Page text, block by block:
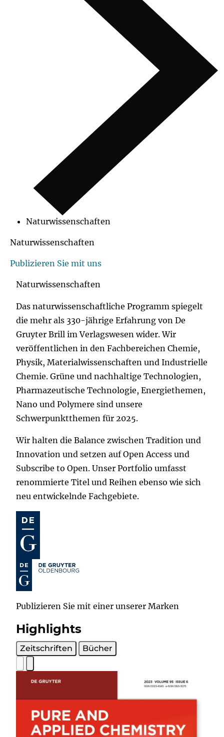
Naturwissenschaften
Naturwissenschaften
Publizieren Sie mit uns
Naturwissenschaften
Das naturwissenschaftliche Programm spiegelt
die mehr als 330-jährige Erfahrung von De
Gruyter Brill im Verlagswesen wider. Wir
veröffentlichen in den Fachbereichen Chemie,
Physik, Materialwissenschaften und Industrielle
Chemie. Grüne und nachhaltige Technologien,
Pharmazeutische Technologie, Energiethemen,
Nano und Polymere sind unsere
Schwerpunktthemen für 2025.
Wir halten die Balance zwischen Tradition und
Innovation und setzen auf Open Access und
Subscribe to Open. Unser Portfolio umfasst
renommierte Titel und Reihen ebenso wie sich
neu entwickelnde Fachgebiete.
Publizieren Sie mit einer unserer Marken
Highlights
Zeitschriften Bücher